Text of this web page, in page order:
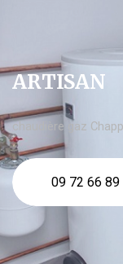
ARTISAN
chaudière gaz
09 72 66 89